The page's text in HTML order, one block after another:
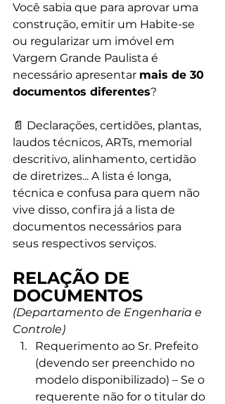
Você sabia que para aprovar uma
construção, emitir um Habite-se
ou regularizar um imóvel em
Vargem Grande Paulista é
necessário apresentar mais de 30
documentos diferentes?
📄 Declarações, certidões, plantas,
laudos técnicos, ARTs, memorial
descritivo, alinhamento, certidão
de diretrizes... A lista é longa,
técnica e confusa para quem não
vive disso, confira já a lista de
documentos necessários para
seus respectivos serviços.
RELAÇÃO DE
DOCUMENTOS
(Departamento de Engenharia e
Controle)
Requerimento ao Sr. Prefeito
(devendo ser preenchido no
modelo disponibilizado) – Se o
requerente não for o titular do